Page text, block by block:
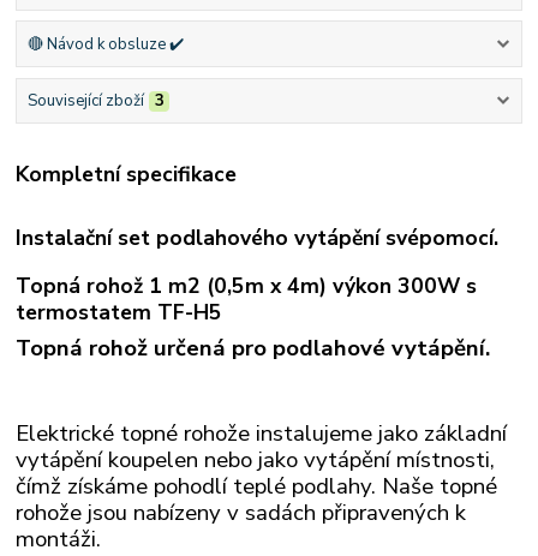
🔴 Návod k obsluze ✔️
Související zboží 3
Kompletní specifikace
Instalační set podlahového vytápění svépomocí.
Topná rohož 1 m2 (0,5m x 4m) výkon 300W s
termostatem TF-H5
Topná rohož určená pro podlahové vytápění.
Elektrické topné rohože instalujeme jako základní
vytápění koupelen nebo jako vytápění místnosti,
čímž získáme pohodlí teplé podlahy. Naše topné
rohože jsou nabízeny v sadách připravených k
montáži.